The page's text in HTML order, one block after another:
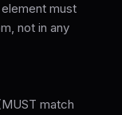
must
not in any
match